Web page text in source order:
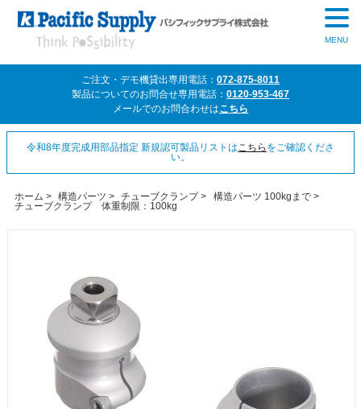
MENU
ご注文・デモ機貸出専用電話： 072-875-8011
製品についてのお問合せ専用電話： 0120-953-467
メールでのお問合わせはこちら
令和8年度完成用部品指定 新規認可製品リストはこちら をご確認くださ
い。
ホーム > 構造パーツ > チューブクランプ> 構造パーツ 100kgまで>
チューブクランプ 体重制限：100kg